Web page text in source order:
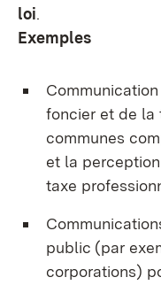
loi.
Exemples
foncier et de la
communes
et la
taxe
public (par
corporations)